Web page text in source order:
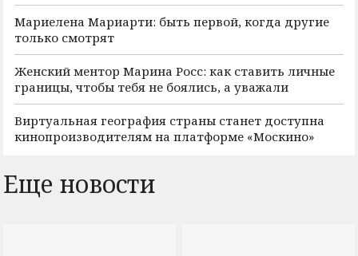
Мариелена Мариарти: быть первой, когда другие
только смотрят
Женский ментор Марина Росс: как ставить личные
границы, чтобы тебя не боялись, а уважали
Виртуальная география страны станет доступна
кинопроизводителям на платформе «Москино»
Еще новости